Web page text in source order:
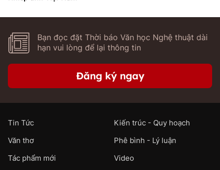
Bạn đọc đặt Thời báo Văn học Nghệ thuật dài
hạn vui lòng để lại thông tin
Đăng ký ngay
Tin Tức
Kiến trúc - Quy hoạch
Văn thơ
Phê bình - Lý luận
Tác phẩm mới
Video